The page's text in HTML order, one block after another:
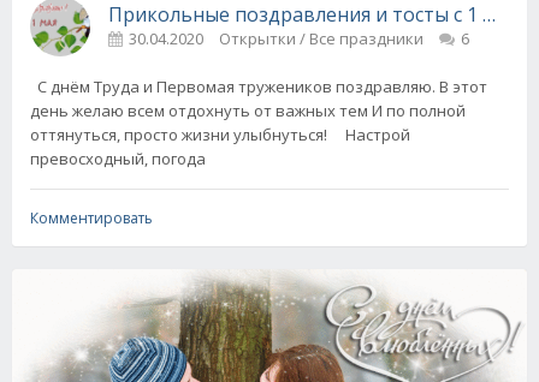
Прикольные поздравления и тосты с 1 мая!
30.04.2020 Открытки / Все праздники 6
С днём Труда и Первомая тружеников поздравляю. В этот
день желаю всем отдохнуть от важных тем И по полной
оттянуться, просто жизни улыбнуться! Настрой
превосходный, погода
Комментировать